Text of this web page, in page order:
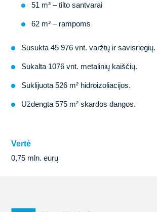
51 m³ – tilto santvarai
62 m³ – rampoms
Susukta45 976 vnt. varžtų ir savisriegių.
Sukalta 1076 vnt. metalinių kaiščių.
Suklijuota526 m² hidroizoliacijos.
Uždengta575 m² skardos dangos.
Vertė
0,75 mln. eurų